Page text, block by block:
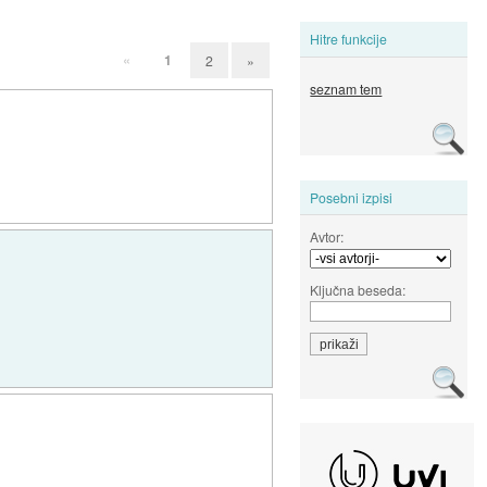
Hitre funkcije
seznam tem
Posebni izpisi
Avtor:
Ključna beseda:
« 1 2 »